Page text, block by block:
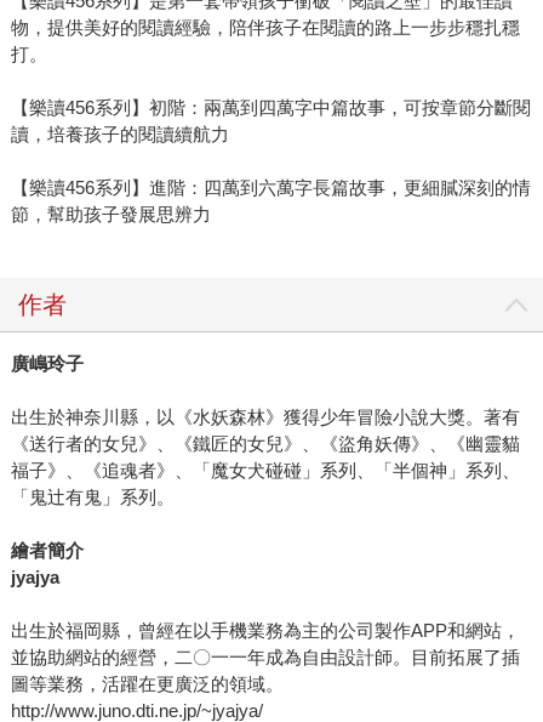
物，提供美好的閱讀經驗，陪伴孩子在閱讀的路上一步步穩扎穩
打。
【樂讀456系列】初階：兩萬到四萬字中篇故事，可按章節分斷閱
讀，培養孩子的閱讀續航力
【樂讀456系列】進階：四萬到六萬字長篇故事，更細膩深刻的情
節，幫助孩子發展思辨力
作者
廣嶋玲子
出生於神奈川縣，以《水妖森林》獲得少年冒險小說大獎。著有
《送行者的女兒》、《鐵匠的女兒》、《盜角妖傳》、《幽靈貓
福子》、《追魂者》、「魔女犬碰碰」系列、「半個神」系列、
「鬼辻有鬼」系列。
繪者簡介
jyajya
出生於福岡縣，曾經在以手機業務為主的公司製作APP和網站，
並協助網站的經營，二〇一一年成為自由設計師。目前拓展了插
圖等業務，活躍在更廣泛的領域。
http://www.juno.dti.ne.jp/~jyajya/